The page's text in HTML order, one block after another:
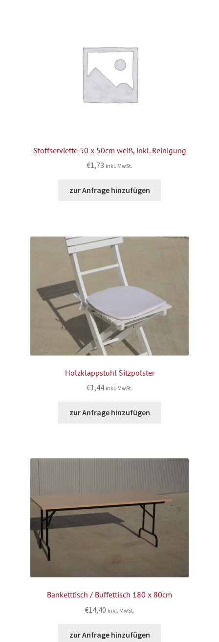
Stoffserviette 50 x 50cm weiß, inkl. Reinigung
€1,73 inkl. MwSt.
zur Anfrage hinzufügen
Holzklappstuhl Sitzpolster
€1,44 inkl. MwSt.
zur Anfrage hinzufügen
Banketttisch / Buffettisch 180 x 80cm
€14,40 inkl. MwSt.
zur Anfrage hinzufügen